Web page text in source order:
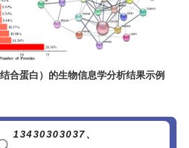
合蛋白）的生物信息学分析结果示例
13430303037、